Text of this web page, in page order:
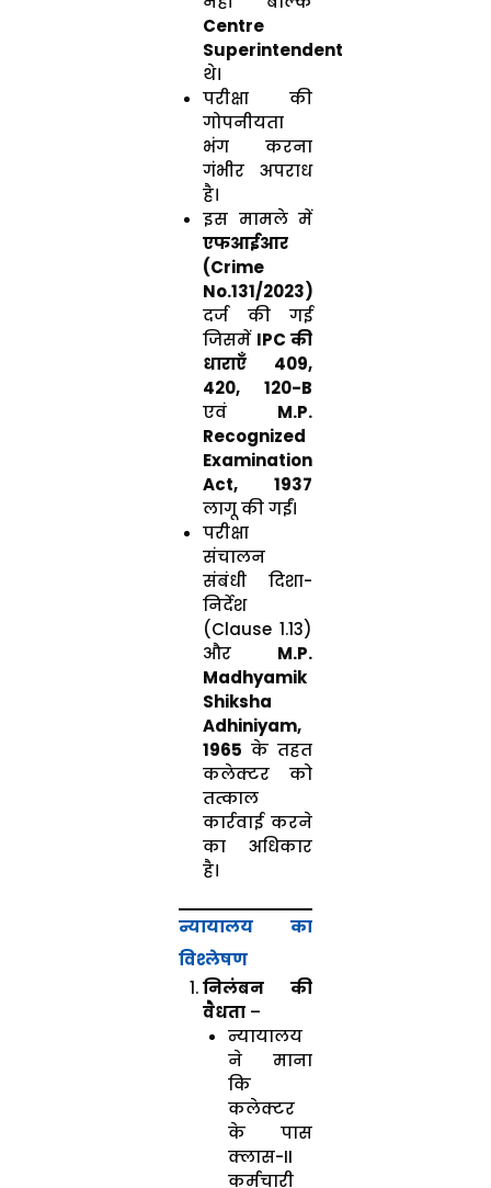
Centre
Superintendent
थे।
परीक्षा की
गोपनीयता
भंग करना
गंभीर अपराध
है।
इस मामले में
एफआईआर
(Crime
No.131/2023)
दर्ज की गई
जिसमें IPC की
धाराएँ 409,
420, 120-B
एवं M.P.
Recognized
Examination
Act, 1937
लागू की गईं।
परीक्षा
संचालन
संबंधी दिशा-
निर्देश
(Clause 1.13)
और M.P.
Madhyamik
Shiksha
Adhiniyam,
1965 के तहत
कलेक्टर को
तत्काल
कार्रवाई करने
का अधिकार
है।
न्यायालय का
विश्लेषण
निलंबन की
वैधता –
न्यायालय
ने माना
कि
कलेक्टर
के पास
क्लास-II
कर्मचारी